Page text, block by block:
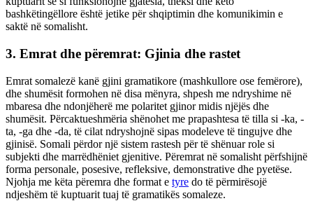
bashkëtingëllore është jetike për shqiptimin dhe komunikimin e
saktë në somalisht.
3. Emrat dhe përemrat: Gjinia dhe rastet
Emrat somalezë kanë gjini gramatikore (mashkullore ose femërore),
dhe shumësit formohen në disa mënyra, shpesh me ndryshime në
mbaresa dhe ndonjëherë me polaritet gjinor midis njëjës dhe
shumësit. Përcaktueshmëria shënohet me prapashtesa të tilla si -ka, -
ta, -ga dhe -da, të cilat ndryshojnë sipas modeleve të tingujve dhe
gjinisë. Somali përdor një sistem rastesh për të shënuar role si
subjekti dhe marrëdhëniet gjenitive. Përemrat në somalisht përfshijnë
forma personale, posesive, refleksive, demonstrative dhe pyetëse.
Njohja me këta përemra dhe format e tyre do të përmirësojë
ndjeshëm të kuptuarit tuaj të gramatikës somaleze.